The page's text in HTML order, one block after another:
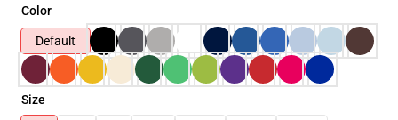
Color
Default
Size